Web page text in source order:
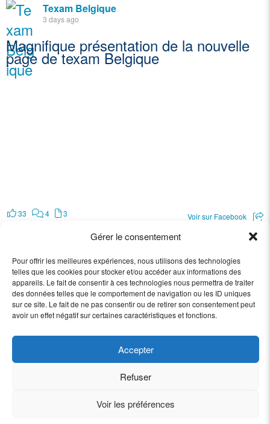
Gérer le consentement
Pour offrir les meilleures expériences, nous utilisons des technologies
telles que les cookies pour stocker et/ou accéder aux informations des
appareils. Le fait de consentir à ces technologies nous permettra de traiter
des données telles que le comportement de navigation ou les ID uniques
sur ce site. Le fait de ne pas consentir ou de retirer son consentement peut
avoir un effet négatif sur certaines caractéristiques et fonctions.
Accepter
Refuser
Voir les préférences
Texam Belgique
3 days ago
Magnifique présentation de la nouvelle
page de texam Belgique
33 4 3 Voir sur Facebook
Recevoir les bons plans de Texam
© 2026 Texam Belgique | Rue des Résistants 76 - BP5190 - Ham-sur-Sambre -
37 70 31
Created with love byCreatonit